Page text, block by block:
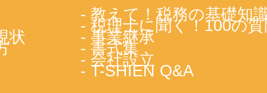
状
- 教えて！税務の基礎知
- 税理士に聞く！100の
- 事業継承
- 書式集
- 会社設立
- T-SHIEN Q&A